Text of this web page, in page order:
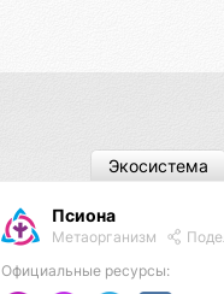
Псиона
Метаорганизм
Официальные ресурсы:
Экосистема